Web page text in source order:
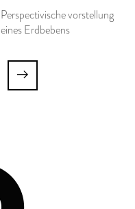
Perspectivische vorstellung
eines Erdbebens